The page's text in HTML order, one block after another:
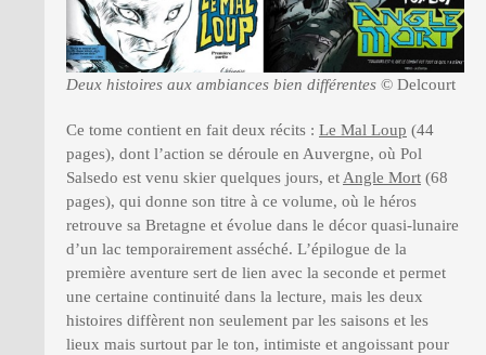
Deux histoires aux ambiances bien différentes © Delcourt
Ce tome contient en fait deux récits : Le Mal Loup (44
pages), dont l’action se déroule en Auvergne, où Pol
Salsedo est venu skier quelques jours, et Angle Mort (68
pages), qui donne son titre à ce volume, où le héros
retrouve sa Bretagne et évolue dans le décor quasi-lunaire
d’un lac temporairement asséché. L’épilogue de la
première aventure sert de lien avec la seconde et permet
une certaine continuité dans la lecture, mais les deux
histoires diffèrent non seulement par les saisons et les
lieux mais surtout par le ton, intimiste et angoissant pour